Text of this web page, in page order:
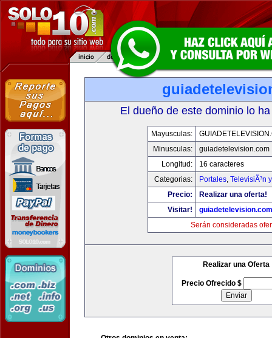
El dueño de este dominio lo
Mayusculas:
Minusculas:
guiadetelevision.com
Longitud:
16 caracteres
Categorias:
Portales, TelevisiÃ³n
Precio:
Realizar una oferta!
Visitar!
guiadetelevision.com
Serán consideradas
Realizar una Oferta
Precio Ofrecido $